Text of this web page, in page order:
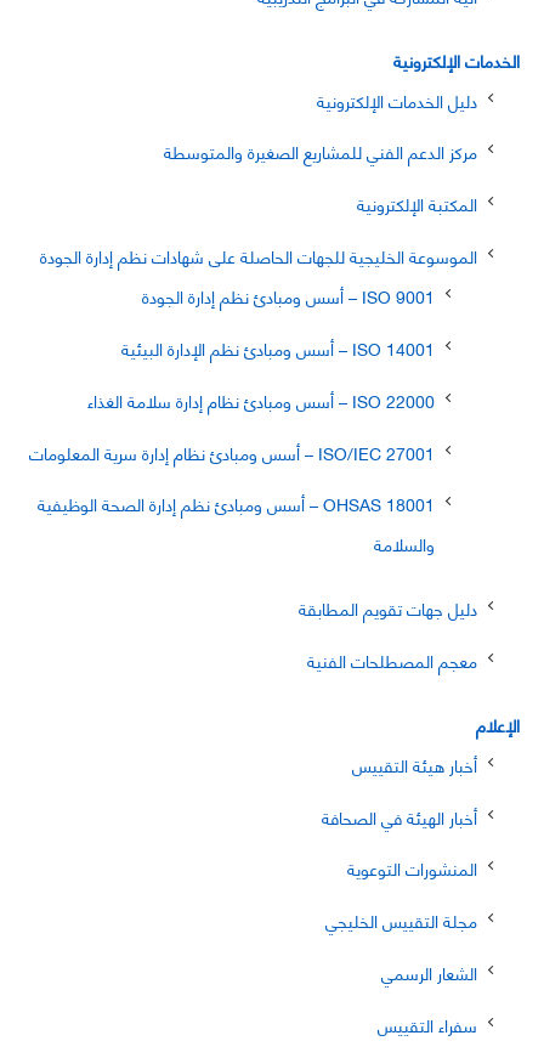
الخدمات الإلكترونية
دليل الخدمات الإلكترونية
مركز الدعم الفني للمشاريع الصغيرة والمتوسطة
المكتبة الإلكترونية
الموسوعة الخليجية للجهات الحاصلة على شهادات نظم إدارة الجودة
ISO 9001 – أسس ومبادئ نظم إدارة الجودة
ISO 14001 – أسس ومبادئ نظم الإدارة البيئية
ISO 22000 – أسس ومبادئ نظام إدارة سلامة الغذاء
ISO/IEC 27001 – أسس ومبادئ نظام إدارة سرية المعلومات
OHSAS 18001 – أسس ومبادئ نظم إدارة الصحة الوظيفية
والسلامة
دليل جهات تقويم المطابقة
معجم المصطلحات الفنية
الإعلام
أخبار هيئة التقييس
أخبار الهيئة في الصحافة
المنشورات التوعوية
مجلة التقييس الخليجي
الشعار الرسمي
سفراء التقييس